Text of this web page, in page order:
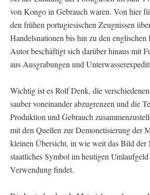
von Kongo in Gebrauch waren. Von hier
den frühen portugiesischen Zeugnissen
Handelsnationen bis hin zu den
Autor beschäftigt sich darüber hinaus mit
aus Ausgrabungen und
Wichtig ist es Rolf Denk, die
sauber voneinander abzugrenzen und die
Produktion und Gebrauch
mit den Quellen zur Demonetisierung der
kleinen Übersicht, in wie weit das Bild der
staatliches Symbol im heutigen
Verwendung findet.